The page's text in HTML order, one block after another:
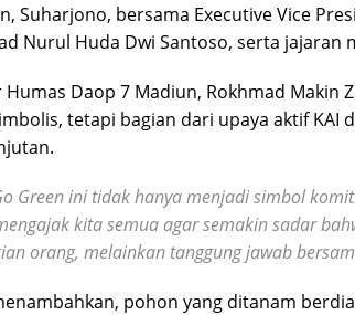
Suharjono, bersama Executive Vice
Nurul Huda Dwi Santoso, serta jajaran
Humas Daop 7 Madiun, Rokhmad Makin
tetapi bagian dari upaya aktif KAI
Green ini tidak hanya menjadi simbol
kita semua agar semakin sadar
orang, melainkan tanggung jawab
pohon yang ditanam